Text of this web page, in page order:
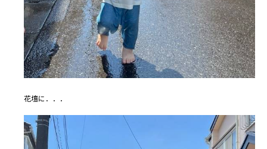
花壇に．．．